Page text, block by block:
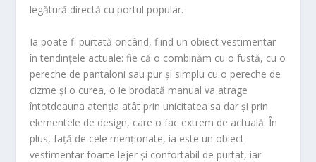
legătură directă cu portul popular.
Ia poate fi purtată oricând, fiind un obiect vestimentar
în tendințele actuale: fie că o combinăm cu o fustă, cu o
pereche de pantaloni sau pur și simplu cu o pereche de
cizme și o curea, o ie brodată manual va atrage
întotdeauna atenția atât prin unicitatea sa dar și prin
elementele de design, care o fac extrem de actuală. În
plus, față de cele menționate, ia este un obiect
vestimentar foarte lejer și confortabil de purtat, iar